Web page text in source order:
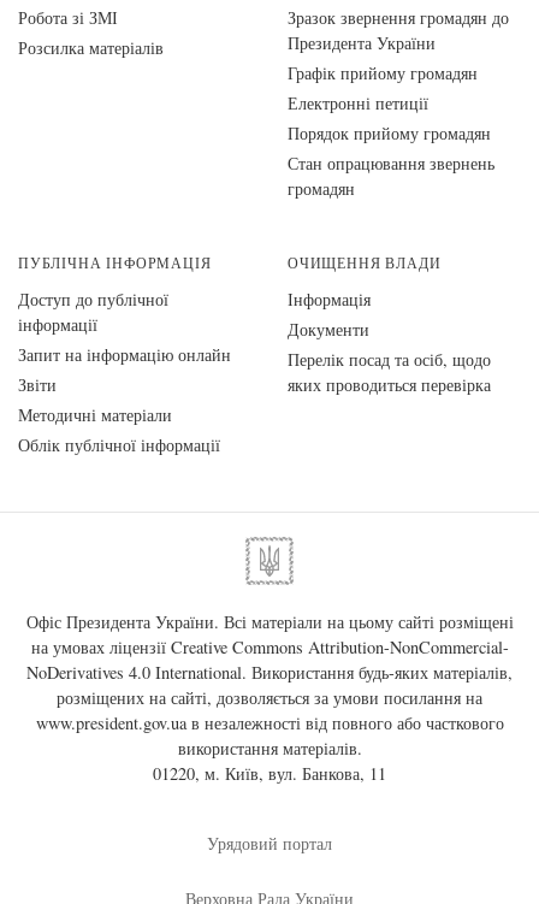
Робота зі ЗМІ
Розсилка матеріалів
Зразок звернення громадян до
Президента України
Графік прийому громадян
Електронні петиції
Порядок прийому громадян
Стан опрацювання звернень
громадян
ПУБЛІЧНА ІНФОРМАЦІЯ
Доступ до публічної
інформації
Запит на інформацію онлайн
Звіти
Методичні матеріали
Облік публічної інформації
ОЧИЩЕННЯ ВЛАДИ
Інформація
Документи
Перелік посад та осіб, щодо
яких проводиться перевірка
Офіс Президента України. Всі матеріали на цьому сайті розміщені
на умовах ліцензії Creative Commons Attribution-NonCommercial-
NoDerivatives 4.0 International. Використання будь-яких матеріалів,
розміщених на сайті, дозволяється за умови посилання на
www.president.gov.uaв незалежності від повного або часткового
використання матеріалів.
01220, м. Київ, вул. Банкова, 11
Урядовий портал
Верховна Рада України